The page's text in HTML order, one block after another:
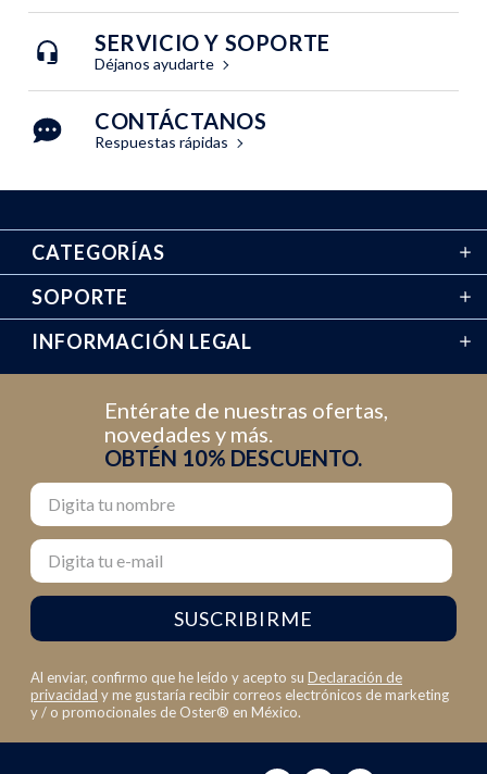
SERVICIO Y SOPORTE
Déjanos ayudarte
CONTÁCTANOS
Respuestas rápidas
CATEGORÍAS
SOPORTE
INFORMACIÓN LEGAL
Entérate de nuestras ofertas,
novedades y más.
OBTÉN 10% DESCUENTO.
Nombre
Email
SUSCRIBIRME
Al enviar, confirmo que he leído y acepto su Declaración de
privacidad y me gustaría recibir correos electrónicos de marketing
y / o promocionales de Oster® en México.